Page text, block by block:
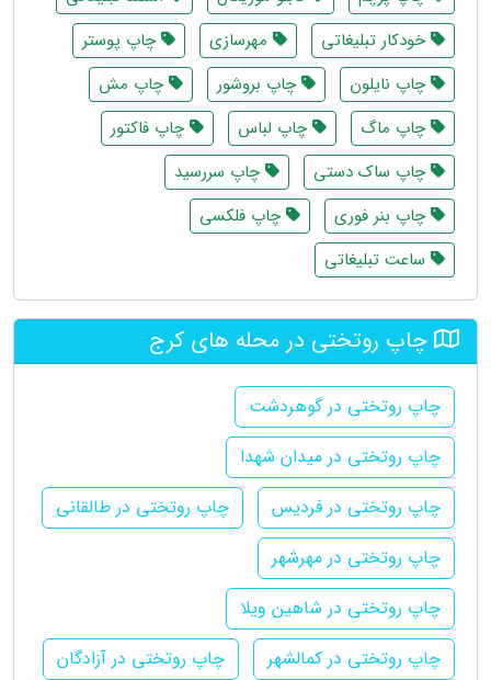
خودکار تبلیغاتی
مهرسازی
چاپ پوستر
چاپ نایلون
چاپ بروشور
چاپ مش
چاپ ماگ
چاپ لباس
چاپ فاکتور
چاپ ساک دستی
چاپ سررسید
چاپ بنر فوری
چاپ فلکسی
ساعت تبلیغاتی
چاپ روتختی در محله های کرج
چاپ روتختی در گوهردشت
چاپ روتختی در میدان شهدا
چاپ روتختی در فردیس
چاپ روتختی در طالقانی
چاپ روتختی در مهرشهر
چاپ روتختی در شاهین ویلا
چاپ روتختی در کمالشهر
چاپ روتختی در آزادگان